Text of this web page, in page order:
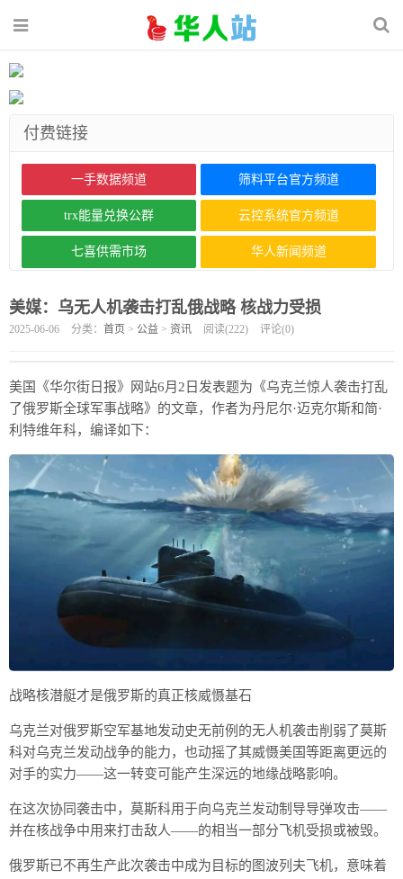
付费链接
一手数据频道 筛料平台官方频道
trx能量兑换公群 云控系统官方频道
七喜供需市场 华人新闻频道
美媒：乌无人机袭击打乱俄战略 核战力受损
2025-06-06 分类： 首页 > 公益 > 资讯 阅读(222) 评论(0)
美国《华尔街日报》网站6月2日发表题为《乌克兰惊人袭击打乱
了俄罗斯全球军事战略》的文章，作者为丹尼尔·迈克尔斯和简·
利特维年科，编译如下：
战略核潜艇才是俄罗斯的真正核威慑基石
乌克兰对俄罗斯空军基地发动史无前例的无人机袭击削弱了莫斯
科对乌克兰发动战争的能力，也动摇了其威慑美国等距离更远的
对手的实力——这一转变可能产生深远的地缘战略影响。
在这次协同袭击中，莫斯科用于向乌克兰发动制导导弹攻击——
并在核战争中用来打击敌人——的相当一部分飞机受损或被毁。
俄罗斯已不再生产此次袭击中成为目标的图波列夫飞机，意味着